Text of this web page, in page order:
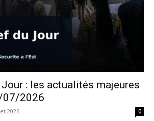
: les actualités majeures
07/2026
2026 0